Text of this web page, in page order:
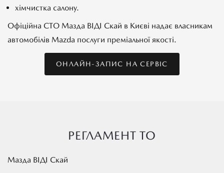
хімчистка салону.
Офіційна СТО Мазда ВІДІ Скай в Києві надає власникам
автомобілів Mazda послуги преміальної якості.
ОНЛАЙН-ЗАПИС НА СЕРВІС
РЕГЛАМЕНТ ТО
Мазда ВІДІ Скай